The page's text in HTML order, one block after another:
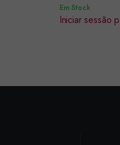
Em Stock
Iniciar sessão